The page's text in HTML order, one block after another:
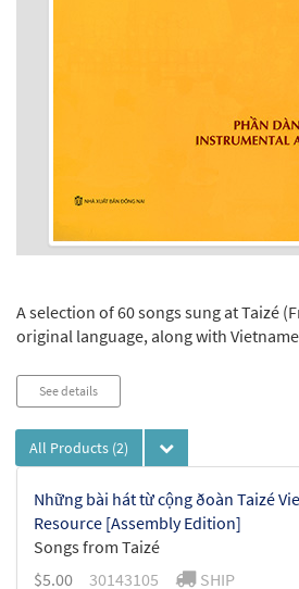
A selection of 60 songs sung at Taizé
original language, along with
See details
All Products (2)
Những bài hát từ cộng ðoàn Taizé
Resource [Assembly Edition]
Songs from Taizé
$5.00 30143105 SHIP